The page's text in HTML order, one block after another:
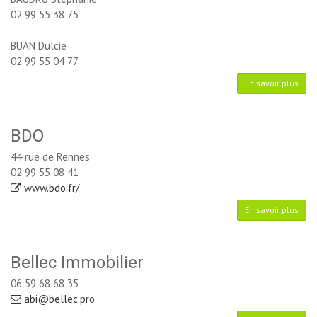
02 99 55 38 75
BUAN Dulcie
02 99 55 04 77
En savoir plus
BDO
44 rue de Rennes
02 99 55 08 41
www.bdo.fr/
En savoir plus
Bellec Immobilier
06 59 68 68 35
abi@bellec.pro